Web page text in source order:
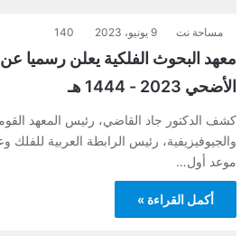
مساحة نت 9 يونيو، 2023 140
معهد البحوث الفلكية يعلن رسميا
الأضحي 2023 - 1444 هـ
كشف الدكتور جاد القاضي، رئيس المعهد
والجيوفيزيفية، رئيس الرابطة العربية
موعد أول…
أكمل القراءة »